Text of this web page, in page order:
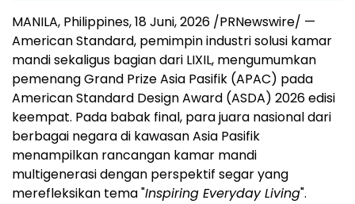
MANILA, Philippines,18 Juni, 2026 /PRNewswire/ —
American Standard, pemimpin industri solusi kamar
mandi sekaligus bagian dari LIXIL, mengumumkan
pemenang Grand Prize Asia Pasifik (APAC) pada
American Standard Design Award (ASDA) 2026 edisi
keempat. Pada babak final, para juara nasional dari
berbagai negara di kawasan Asia Pasifik
menampilkan rancangan kamar mandi
multigenerasi dengan perspektif segar yang
merefleksikan tema "Inspiring Everyday Living".